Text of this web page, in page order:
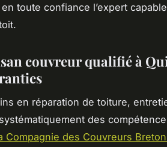
toute confiance l’expert
couvreur qualifié à
en réparation de toiture,
des
Compagnie des Couvreurs